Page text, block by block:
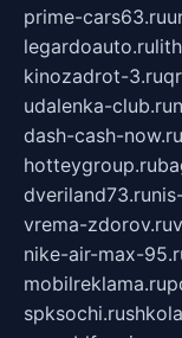
prime-cars63.ru
legardoauto.ru
kinozadrot-3.ru
udalenka-club.ru
dash-cash-now.ru
hotteygroup.ru
dveriland73.ru
vrema-zdorov.ru
nike-air-max-
mobilreklama.ru
spksochi.ru